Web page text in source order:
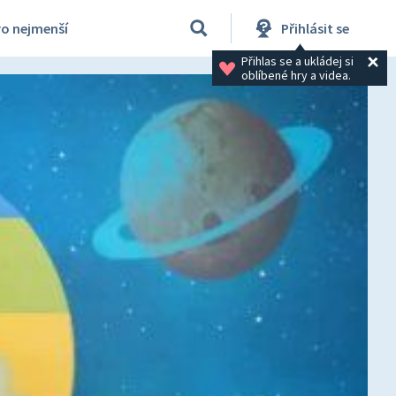
nejmenší Přihlásit se
Přihlas se a ukládej si
oblíbené hry a videa.